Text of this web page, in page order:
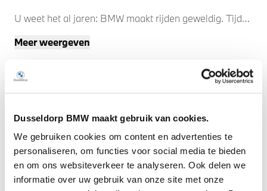
Dusseldorp BMW maakt gebruik van cookies.
We gebruiken cookies om content en advertenties te
personaliseren, om functies voor social media te bieden
en om ons websiteverkeer te analyseren. Ook delen we
informatie over uw gebruik van onze site met onze
U weet het al jaren: BMW maakt rijden geweldig. Tijd
topper. De elektromotor laat u geluidloos over de weg
Het gaat hier om een nieuwe auto, hij is nu direct
vergroot dankzij vierwielaandrijving. Bestuurder en
bijrijder krijgen een warm welkom: deze BMW iX is
voorzien van verwarmbare voorstoelen. Nooit meer
stramme spieren bij het uitstappen: daar zorgen de
multifunctionele voorstoelen voor! Een praktische extra
Meer weergeven